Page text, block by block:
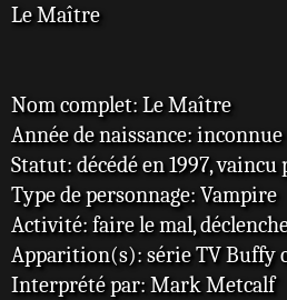
Le Maître
Nom complet: Le Maître
Année de naissance: inconnue
Statut: décédé en 1997, vaincu
Type de personnage: Vampire
Activité: faire le mal,
Apparition(s): série TV Buffy
Interprété par: Mark Metcalf